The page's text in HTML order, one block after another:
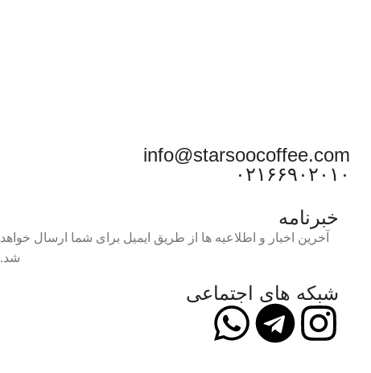
info@starsoocoffee.com
۰۲۱۶۶۹۰۲۰۱۰
خبرنامه
آخرین اخبار و اطلاعیه ها از طریق ایمیل برای شما ارسال خواهد
شد.
شبکه های اجتماعی